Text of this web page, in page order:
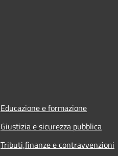
Educazione e formazione
Giustizia e sicurezza pubblica
Tributi,finanze e contravvenzioni